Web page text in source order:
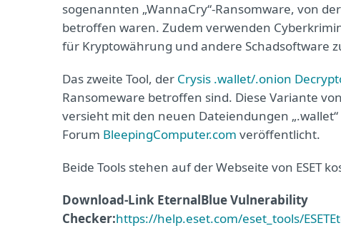
sogenannten „WannaCry“-Ransomware, von
betroffen waren. Zudem verwenden
für Kryptowährung und andere Schadsoftware
Das zweite Tool, der Crysis .wallet/.onion
Ransomeware betroffen sind. Diese Variante
versieht mit den neuen Dateiendungen
Forum BleepingComputer.com veröffentlicht.
Beide Tools stehen auf der Webseite von ESET
Download-Link EternalBlue Vulnerability
Checker:https://help.eset.com/eset_tools/